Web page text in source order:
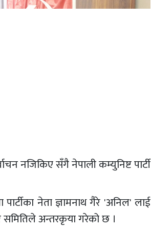
नजिकिए सँगै नेपाली कम्युनिष्ट पार्टी
नेता ज्ञामनाथ गैरे 'अनिल' लाई
समितिले अन्तरकृया गरेको छ ।